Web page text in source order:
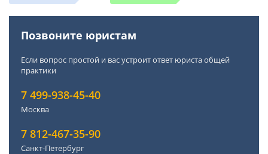
Позвоните юристам
Если вопрос простой и вас устроит ответ юриста общей
практики
7 499-938-45-40
Москва
7 812-467-35-90
Санкт-Петербург